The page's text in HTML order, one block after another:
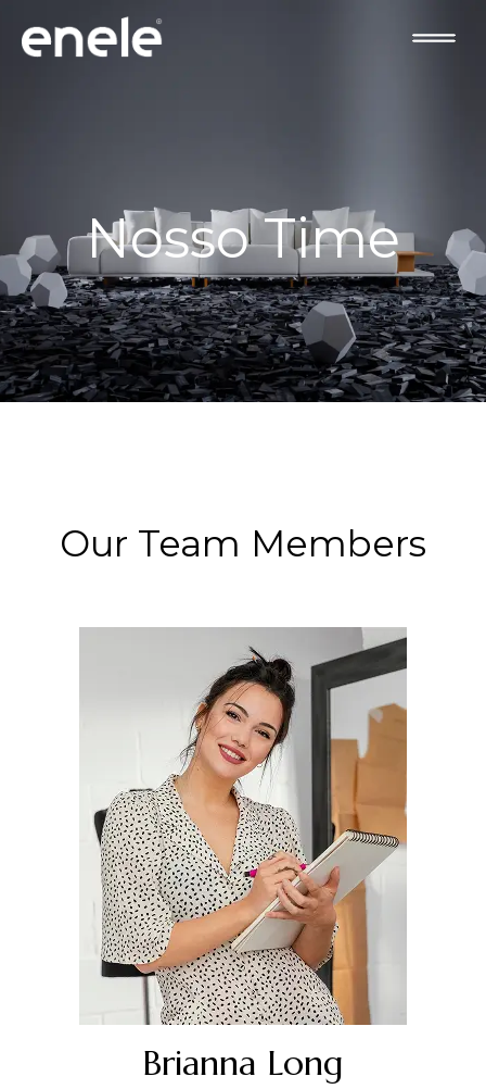
Nosso Time
Our Team Members
Brianna Long